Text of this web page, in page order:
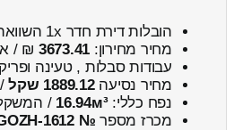
הובלות דירת חדר 1x השוואת מחירים משדה ניצן ← לקרית ים
מחיר מחירון: 3673.41
₪ /
עבודות סבלות , טעינה
מחיר נסיעה1889.12 שקל /
נפח כללי:16.94м³
/
מכרז מספר № GOZH-1612